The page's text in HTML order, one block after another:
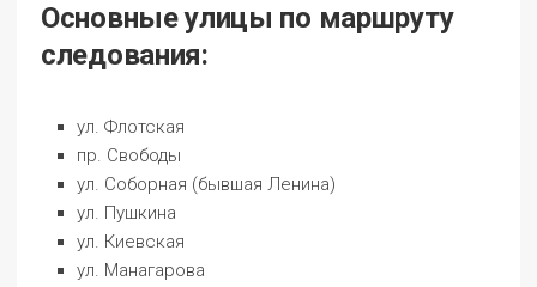
Основные улицы по маршруту
следования:
ул. Флотская
пр. Свободы
ул. Соборная (бывшая Ленина)
ул. Пушкина
ул. Киевская
ул. Манагарова